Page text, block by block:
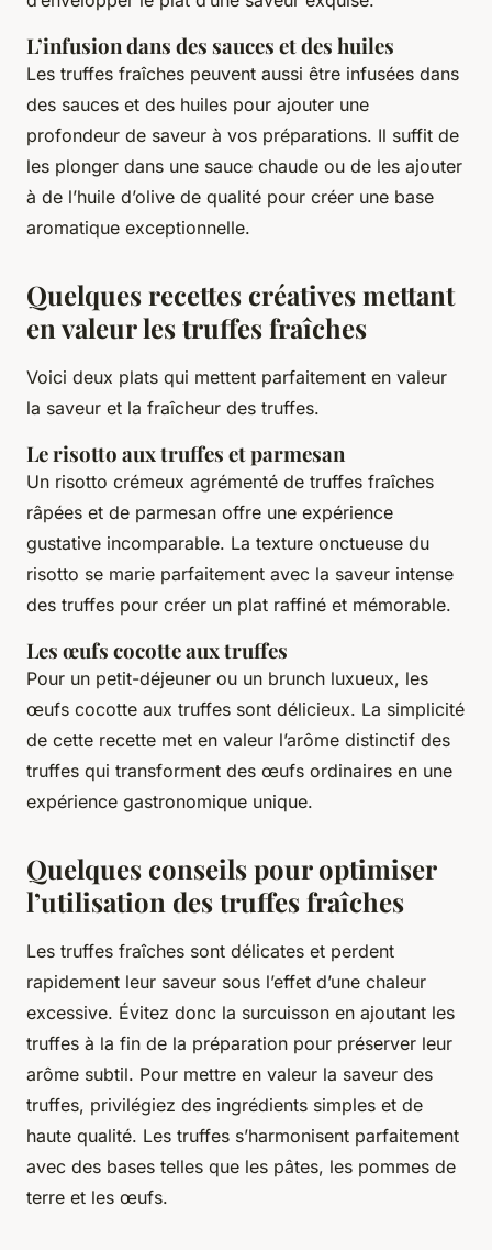
L’infusion dans des sauces et des huiles
Les truffes fraîches peuvent aussi être infusées dans
des sauces et des huiles pour ajouter une
profondeur de saveur à vos préparations. Il suffit de
les plonger dans une sauce chaude ou de les ajouter
à de l’huile d’olive de qualité pour créer une base
aromatique exceptionnelle.
Quelques recettes créatives mettant
en valeur les truffes fraîches
Voici deux plats qui mettent parfaitement en valeur
la saveur et la fraîcheur des truffes.
Le risotto aux truffes et parmesan
Un risotto crémeux agrémenté de truffes fraîches
râpées et de parmesan offre une expérience
gustative incomparable. La texture onctueuse du
risotto se marie parfaitement avec la saveur intense
des truffes pour créer un plat raffiné et mémorable.
Les œufs cocotte aux truffes
Pour un petit-déjeuner ou un brunch luxueux, les
œufs cocotte aux truffes sont délicieux. La simplicité
de cette recette met en valeur l’arôme distinctif des
truffes qui transforment des œufs ordinaires en une
expérience gastronomique unique.
Quelques conseils pour optimiser
l’utilisation des truffes fraîches
Les truffes fraîches sont délicates et perdent
rapidement leur saveur sous l’effet d’une chaleur
excessive. Évitez donc la surcuisson en ajoutant les
truffes à la fin de la préparation pour préserver leur
arôme subtil. Pour mettre en valeur la saveur des
truffes, privilégiez des ingrédients simples et de
haute qualité. Les truffes s’harmonisent parfaitement
avec des bases telles que les pâtes, les pommes de
terre et les œufs.